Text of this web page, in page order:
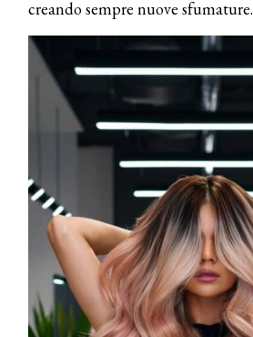
creando sempre nuove sfumature.